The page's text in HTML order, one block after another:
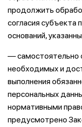
продолжить
согласия субъекта
оснований,
— самостоятельно
необходимых и
выполнения
персональных
нормативными
предусмотрено